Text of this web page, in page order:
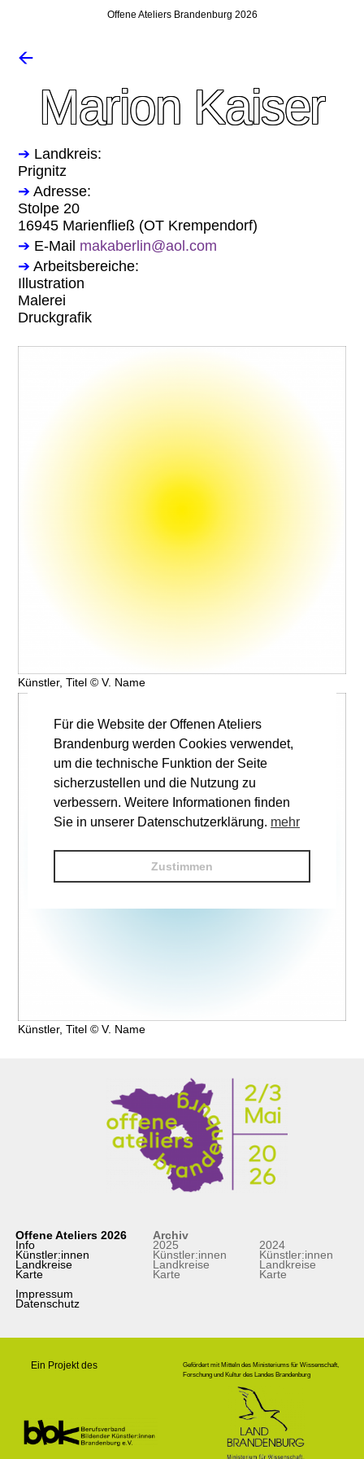
Offene Ateliers Brandenburg 2026
🡨
Marion Kaiser
➔ Landkreis:
Prignitz
➔ Adresse:
Stolpe 20
16945 Marienfließ (OT Krempendorf)
➔ E-Mail makaberlin@aol.com
➔ Arbeitsbereiche:
Illustration
Malerei
Druckgrafik
Künstler, Titel © V. Name
Künstler, Titel © V. Name
Offene Ateliers 2026
Info
Künstler:innen
Landkreise
Karte
Impressum
Datenschutz
Archiv
2025
Künstler:innen
Landkreise
Karte
2024
Künstler:innen
Landkreise
Karte
Ein Projekt des
Gefördert mit Mitteln des Ministeriums für Wissenschaft,
Forschung und Kultur des Landes Brandenburg
Für die Website der Offenen Ateliers
Brandenburg werden Cookies verwendet,
um die technische Funktion der Seite
sicherzustellen und die Nutzung zu
verbessern. Weitere Informationen finden
Sie in unserer Datenschutzerklärung. mehr
Zustimmen